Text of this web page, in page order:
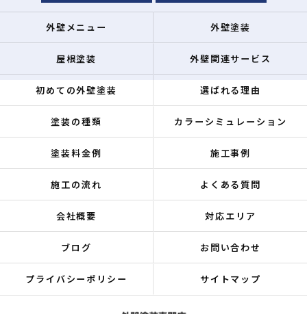
外壁メニュー 外壁塗装
屋根塗装 外壁関連サービス
初めての外壁塗装 選ばれる理由
塗装の種類 カラーシミュレーション
塗装料金例 施工事例
施工の流れ よくある質問
会社概要 対応エリア
ブログ お問い合わせ
プライバシーポリシー サイトマップ